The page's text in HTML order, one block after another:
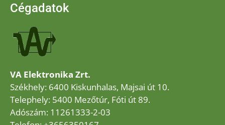
Cégadatok
VA Elektronika Zrt.
Székhely: 6400 Kiskunhalas, Majsai út 10.
Telephely: 5400 Mezőtúr, Fóti út 89.
Adószám: 11261333-2-03